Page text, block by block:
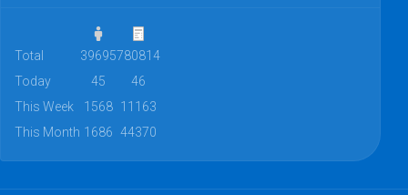
Total 39695780814
Today
45
46
This Week
1568 11163
This Month 1686 44370